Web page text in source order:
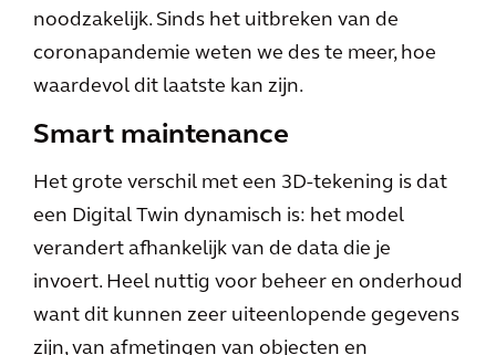
noodzakelijk. Sinds het uitbreken van de
coronapandemie weten we des te meer, hoe
waardevol dit laatste kan zijn.
Smart maintenance
Het grote verschil met een 3D-tekening is dat
een Digital Twin dynamisch is: het model
verandert afhankelijk van de data die je
invoert. Heel nuttig voor beheer en onderhoud
want dit kunnen zeer uiteenlopende gegevens
zijn, van afmetingen van objecten en